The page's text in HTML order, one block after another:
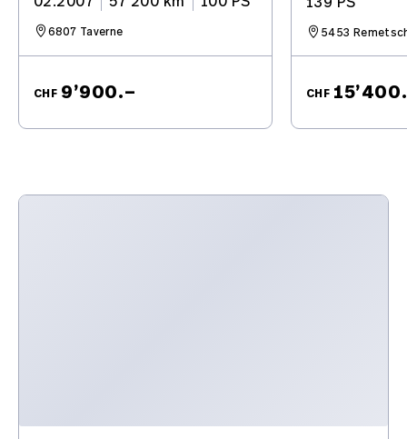
6807 Taverne
CHF 9’900.–
5453
CHF